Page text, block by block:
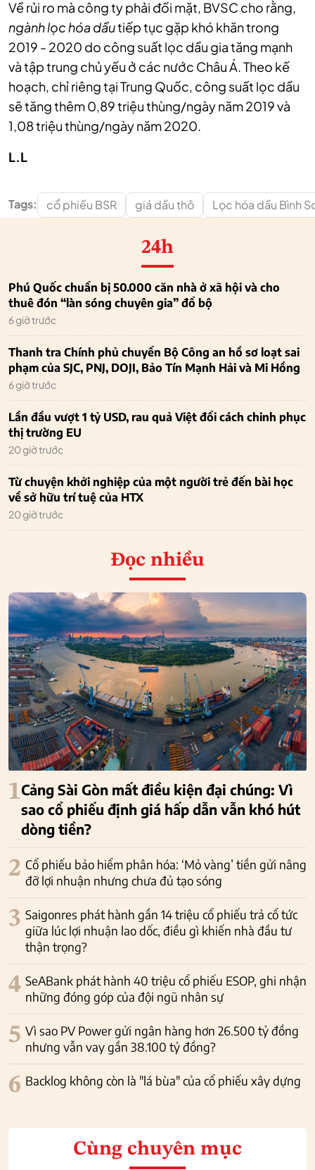
Về rủi ro mà công ty phải đối mặt, BVSC cho rằng,
ngành lọc hóa dầutiếp tục gặp khó khăn trong
2019 - 2020 do công suất lọc dầu gia tăng mạnh
và tập trung chủ yếu ở các nước Châu Á. Theo kế
hoạch, chỉ riêng tại Trung Quốc, công suất lọc dầu
sẽ tăng thêm 0,89 triệu thùng/ngày năm 2019 và
1,08 triệu thùng/ngày năm 2020.
L.L
Tags: cổ phiếu BSR giá dầu thô Lọc hóa dầu Bình
24h
Phú Quốc chuẩn bị 50.000 căn nhà ở xã hội và cho
thuê đón “làn sóng chuyên gia” đổ bộ
6 giờ trước
Thanh tra Chính phủ chuyển Bộ Công an hồ sơ loạt sai
phạm của SJC, PNJ, DOJI, Bảo Tín Mạnh Hải và Mi Hồng
6 giờ trước
Lần đầu vượt 1 tỷ USD, rau quả Việt đổi cách chinh phục
thị trường EU
20 giờ trước
Từ chuyện khởi nghiệp của một người trẻ đến bài học
về sở hữu trí tuệ của HTX
20 giờ trước
Đọc nhiều
1Cảng Sài Gòn mất điều kiện đại chúng: Vì
sao cổ phiếu định giá hấp dẫn vẫn khó hút
dòng tiền?
2 Cổ phiếu bảo hiểm phân hóa: ‘Mỏ vàng’ tiền gửi nâng
đỡ lợi nhuận nhưng chưa đủ tạo sóng
3 Saigonres phát hành gần 14 triệu cổ phiếu trả cổ tức
giữa lúc lợi nhuận lao dốc, điều gì khiến nhà đầu tư
thận trọng?
4 SeABank phát hành 40 triệu cổ phiếu ESOP, ghi nhận
những đóng góp của đội ngũ nhân sự
5 Vì sao PV Power gửi ngân hàng hơn 26.500 tỷ đồng
nhưng vẫn vay gần 38.100 tỷ đồng?
6 Backlog không còn là "lá bùa" của cổ phiếu xây dựng
Cùng chuyên mục